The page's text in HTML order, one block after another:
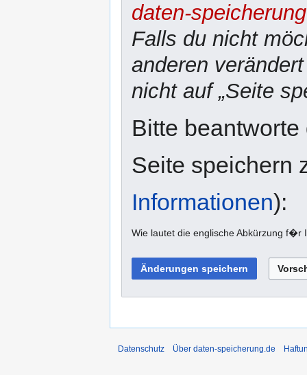
daten-
Falls du nicht
anderen
nicht auf „Seite
Bitte
Seite speichern
Informationen):
Wie lautet die englische Abkürzung f�r
Datenschutz Über daten-speicherung.de